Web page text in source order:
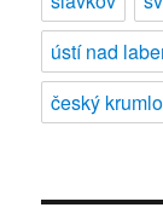
ústí nad
český